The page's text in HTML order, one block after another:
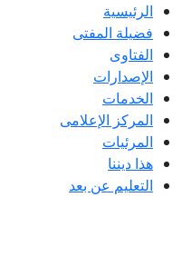
الرئيسية
فضيلة المفتى
الفتاوى
الإصدارات
الخدمات
المركز الإعلامى
المرئيات
هذا ديننا
التعليم عن بعد